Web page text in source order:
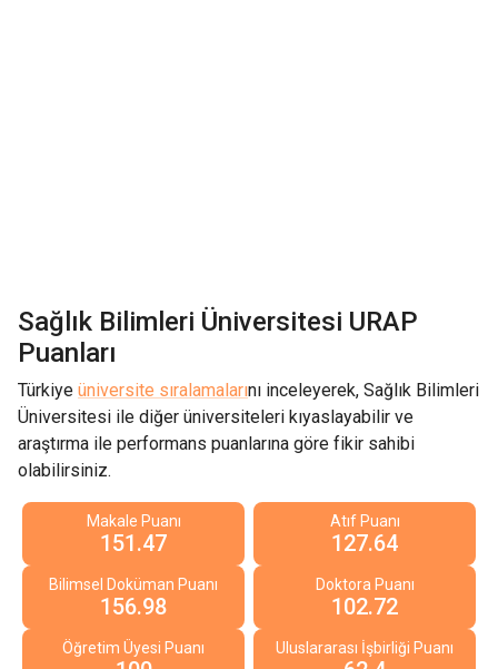
Sağlık Bilimleri Üniversitesi URAP
Puanları
Türkiye üniversite sıralamalarını inceleyerek, Sağlık Bilimleri
Üniversitesi ile diğer üniversiteleri kıyaslayabilir ve
araştırma ile performans puanlarına göre fikir sahibi
olabilirsiniz.
Makale Puanı
151.47
Atıf Puanı
127.64
Bilimsel Doküman Puanı
156.98
Doktora Puanı
102.72
Öğretim Üyesi Puanı Uluslararası İşbirliği Puanı